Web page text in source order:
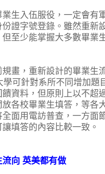
生入伍服役，一定會有
份證字號登錄。雖然重新
但至少能掌握大多數畢業
畫，重新設計的畢業生
學可針對系所不同增加題
饋資料，但原則上以不超
各校畢業生填答，等各
面用電訪普查，一方面
填答的內容比較一致。
向 英美都有做